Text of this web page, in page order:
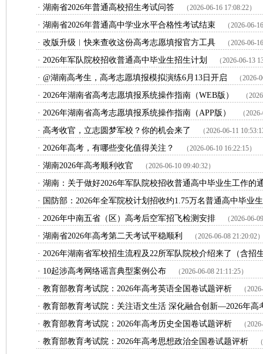
· 湖南省2026年普通高校招生考试问答 （2026-06-16 17:08:22）
· 湖南省2026年普通高中学业水平合格性考试结束 （2026-06-
· 改版升级︱快来查收这份高考志愿填报官方工具 （2026-06-
· 2026年军队院校招收普通高中毕业生招生计划 （2026-06-13
· @湖南高考生，高考志愿填报模拟演练6月13日开启 （2026-
· 2026年湖南省高考志愿填报系统操作指南（WEB版） （
· 2026年湖南省高考志愿填报系统操作指南（APP版） （
· 高考收官，立志圆梦军校？你的机会来了 （2026-06-11
· 2026年高考，有哪些变化值得关注？ （2026-06-10 16:22:15）
· 湖南2026年高考顺利收官 （2026-06-10 09:40:32）
· 湖南：关于做好2026年军队院校招收普通高中毕业生工作的
· 国防部：2026年全军院校计划招收约1.75万名普通高中毕业生
· 2026年中南五省（区）高考后空军招飞检测安排 （2026-06-
· 湖南省2026年高考第二天考试平稳顺利 （2026-06-08 21:20:02
· 2026年湖南省军校招生流程及22所军队院校介绍来了（含招
· 10起涉高考网络谣言典型案例公布 （2026-06-08 21:11:25）
· 教育部教育考试院：2026年高考英语全国卷试题评析 （
· 教育部教育考试院：关注语文生活 深化融合创新—2026年高
· 教育部教育考试院：2026年高考历史全国卷试题评析 （
· 教育部教育考试院：2026年高考思想政治全国卷试题评析